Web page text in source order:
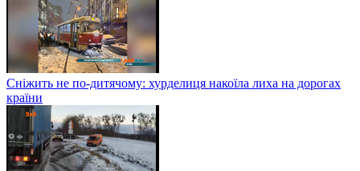
Сніжить не по-дитячому: хурделиця накоїла лиха на дорогах
країни